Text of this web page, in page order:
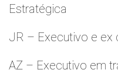
Estratégica
JR – Executivo e ex
AZ – Executivo em